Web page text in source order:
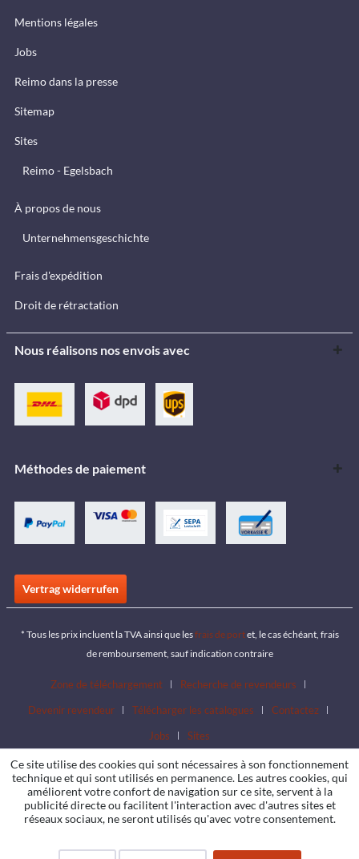
Mentions légales
Jobs
Reimo dans la presse
Sitemap
Sites
Reimo - Egelsbach
À propos de nous
Unternehmensgeschichte
Frais d'expédition
Droit de rétractation
Nous réalisons nos envois avec
Méthodes de paiement
Vertrag widerrufen
* Tous les prix incluent la TVA ainsi que lesfrais de portet, le cas échéant, frais
de remboursement, sauf indication contraire
Zone de téléchargement
Recherche de revendeurs
Devenir revendeur
Télécharger les catalogues
Contactez
Jobs
Sites
Ce site utilise des cookies qui sont nécessaires à son fonctionnement
technique et qui sont utilisés en permanence. Les autres cookies, qui
améliorent votre confort de navigation sur ce site, servent à la
publicité directe ou facilitent l'interaction avec d'autres sites et
réseaux sociaux, ne seront utilisés qu'avec votre consentement.